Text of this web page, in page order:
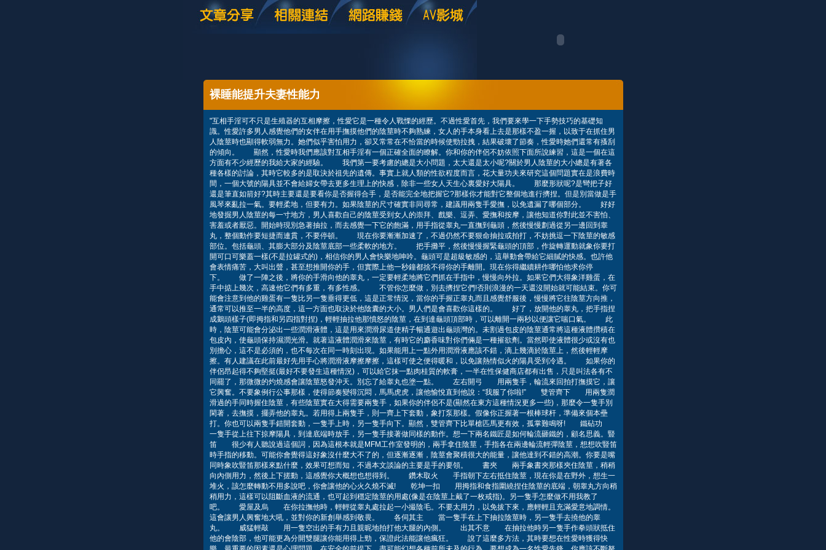
裸睡能提升夫妻性能力
"互相手淫可不只是生殖器的互相摩擦，性愛它是一種令人戰慄的經歷。不過性愛首先，我們要來學一下手勢技巧的基礎知
識。性愛許多男人感覺他們的女伴在用手撫摸他們的陰莖時不夠熟練，女人的手本身看上去是那樣不盈一握，以致于在抓住男
人陰莖時也顯得軟弱無力。她們似乎害怕用力，卻又常常在不恰當的時候使勁拉拽，結果破壞了節奏，性愛時她們還常有搔刮
的傾向。 顯然，性愛時我們應該對互相手淫有一個正確全面的瞭解。你和你的伴侶不妨依照下面所說練習，這是一個在這
方面有不少經歷的我給大家的經驗。 我們第一要考慮的總是大小問題，太大還是太小呢?關於男人陰莖的大小總是有著各
種各樣的討論，其時它較多的是取決於祖先的遺傳。事實上就人類的性欲程度而言，花大量功夫來研究這個問題實在是浪費時
間，一個大號的陽具並不會給婦女帶去更多生理上的快感，除非一些女人天生心裏愛好大陽具。 那麼形狀呢?是彎把子好
還是筆直如箭好?其時主要還是要看你是否握得合手，是否能完全地把握它?那樣你才能對它整個地進行擠捏。但是別當做是手
風琴來亂拉一氣。要輕柔地，但要有力。如果陰莖的尺寸確實非同尋常，建議用兩隻手愛撫，以免遺漏了哪個部分。 好好
地發掘男人陰莖的每一寸地方，男人喜歡自己的陰莖受到女人的崇拜、戲樂、逗弄、愛撫和按摩，讓他知道你對此並不害怕、
害羞或者厭惡。開始時現別急著抽拉，而去感覺一下它的飽滿，用手指從睾丸一直撫到龜頭，然後慢慢劃過從另一邊回到睾
丸，整個動作要短捷而連貫，不要停頓。 現在你要漸漸加速了，不過仍然不要狠命抽拉或拍打，不妨挑逗一下陰莖的敏感
部位。包括龜頭、其膨大部分及陰莖底部一些柔軟的地方。 把手攤平，然後慢慢握緊龜頭的頂部，作旋轉運動就象你要打
開可口可樂蓋一樣(不是拉罐式的)，相信你的男人會快樂地呻吟。龜頭可是超級敏感的，這舉動會帶給它細膩的快感。也許他
會表情痛苦，大叫出聲，甚至想推開你的手，但實際上他一秒鐘都捨不得你的手離開。現在你得繼續耕作哪怕他求你停
下。 做了一陣之後，將你的手滑向他的睾丸，一定要輕柔地將它們抓在手指中，慢慢向外拉。如果它們大得象洋雞蛋，在
手中掂上幾次，高速他它們有多重，有多性感。 不管你怎麼做，別去擠捏它們!否則浪漫的一天還沒開始就可能結束。你可
能會注意到他的雞蛋有一隻比另一隻垂得更低，這是正常情況，當你的手握正睾丸而且感覺舒服後，慢慢將它往陰莖方向推，
通常可以推至一半的高度，這一方面也取決於他陰囊的大小。男人們是會喜歡你這樣的。 好了，放開他的睾丸，把手指捏
成鵝頭樣子(即拇指和另四指對捏)，輕輕抽拉他那憤怒的陰莖，在到達龜頭頂部時，可以離開一兩秒以便讓它喘口氣。 此
時，陰莖可能會分泌出一些潤滑液體，這是用來潤滑尿道使精子暢通遊出龜頭灣的。未割過包皮的陰莖通常將這種液體攢積在
包皮內，使龜頭保持濕潤光滑。就著這液體潤滑來陰莖，有時它的麝香味對你們倆是一種摧欲劑。當然即使液體很少或沒有也
別擔心，這不是必須的，也不每次在同一時刻出現。如果能用上一點外用潤滑液應該不錯，滴上幾滴於陰莖上，然後輕輕摩
擦。有人建議在此前最好先用手心將潤滑液摩擦摩擦，這樣可使之便得暖和，以免讓熱情似火的陽具受到冷遇。 如果你的
伴侶昂起得不夠堅挺(最好不要發生這種情況)，可以給它抹一點肉桂質的軟膏，一半在性保健商店都有出售，只是叫法各有不
同罷了，那微微的灼燒感會讓陰莖怒發沖天。別忘了給睾丸也塗一點。 左右開弓 用兩隻手，輪流來回拍打撫摸它，讓
它興奮。不要象例行公事那樣，使得節奏變得沉悶，馬馬虎虎，讓他愉悅直到他說：“我服了你啦!” 雙管齊下 用兩隻潤
滑過的手同時握住陰莖，有些陰莖實在大得需要兩隻手，如果你的伴侶不是(顯然在東方這種情況更多一些)，那麼令一隻手別
閑著，去撫摸，擺弄他的睾丸。若用得上兩隻手，則一齊上下套動，象打泵那樣。假像你正握著一根棒球杆，準備來個本壘
打。你也可以兩隻手錯開套動，一隻手上時，另一隻手向下。顯然，雙管齊下比單槍匹馬更有效，孤掌難鳴呀! 鐵砧功
一隻手從上往下掠摩陽具，到達底端時放手，另一隻手接著做同樣的動作。想一下兩名鐵匠是如何輪流砸鐵的，顧名思義。豎
笛 很少有人聽說過這個詞，因為這根本就是MFM工作室發明的，兩手拿住陰莖，手指各在兩邊輪流輕彈陰莖，想想吹豎笛
時手指的移動。可能你會覺得這好象沒什麼大不了的，但逐漸逐漸，陰莖會聚積很大的能量，讓他達到不錯的高潮。你要是嘴
同時象吹豎笛那樣來點什麼，效果可想而知，不過本文談論的主要是手的要領。 書夾 兩手象書夾那樣夾住陰莖，稍稍
向內側用力，然後上下搓動，這感覺你大概想也想得到。 鑽木取火 手指朝下左右抵住陰莖，現在你是在野外，想生一
堆火，該怎麼轉動不用多說吧，你會讓他的心火久燒不滅! 乾坤一扣 用拇指和食指圍繞捏住陰莖的底端，朝睾丸方向稍
稍用力，這樣可以阻斷血液的流通，也可起到穩定陰莖的用處(像是在陰莖上戴了一枚戒指)。另一隻手怎麼做不用我教了
吧。 愛屋及烏 在你拉撫他時，輕輕從睾丸處拉起一小撮陰毛。不要太用力，以免拔下來，應輕輕且充滿愛意地調情。
這會讓男人興奮地大吼，並對你的新創舉感到敬畏。 各伺其主 當一隻手在上下抽拉陰莖時，另一隻手去撓他的睾
丸。 威猛輕敲 用一隻空出的手有力且親昵地拍打他大腿的內側。 出其不意 在抽拉他時另一隻手作拳頭狀抵住
他的會陰部，他可能更為分開雙腿讓你能用得上勁，保證此法能讓他瘋狂。 說了這麼多方法，其時要想在性愛時獲得快